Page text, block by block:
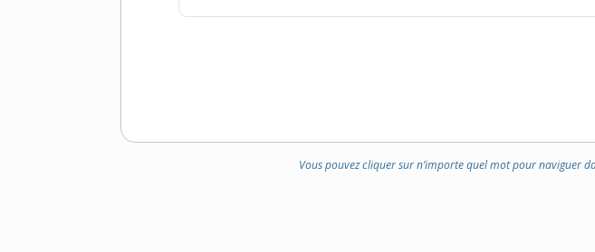
Vous pouvez cliquer sur n’importe quel mot pour naviguer